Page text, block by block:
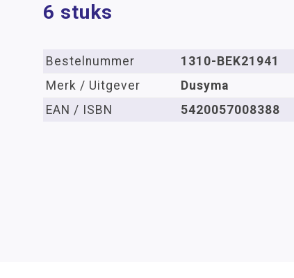
6 stuks
Bestelnummer
1310-BEK21941
Merk / Uitgever
Dusyma
EAN / ISBN
5420057008388